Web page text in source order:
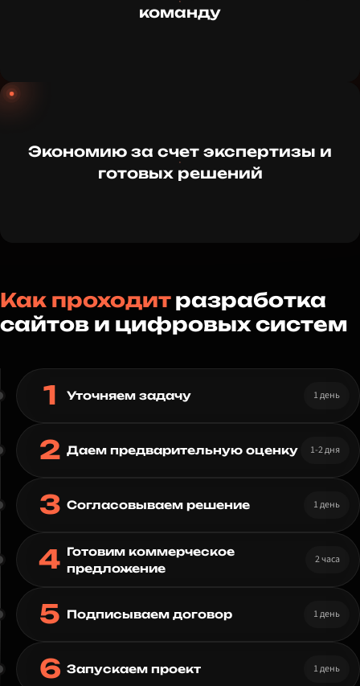
команду
Экономию за счет экспертизы и
готовых решений
Как проходитразработка
сайтов и цифровых систем
1 Уточняем задачу 1 день
2 Даем предварительную оценку 1-2 дня
3 Согласовываем решение 1 день
4 Готовим коммерческое
предложение
2 часа
5 Подписываем договор 1 день
6 Запускаем проект 1 день